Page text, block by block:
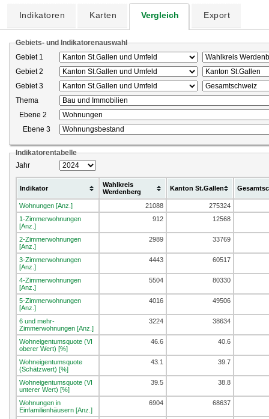
Indikatoren Karten Vergleich Export
Gebiets- und Indikatorenauswahl
Gebiet 1
Gebiet 2
Gebiet 3
Thema
Ebene 2
Ebene 3
Indikatorentabelle
Jahr
Indikator
Wahlkreis
Werdenberg
Kanton St.Gallen
Wohnungen [Anz.] 21088
275324
1-Zimmerwohnungen
[Anz.]
912 12568
2-Zimmerwohnungen
[Anz.]
2989 33769
3-Zimmerwohnungen
[Anz.]
4443 60517
4-Zimmerwohnungen
[Anz.]
5504 80330
5-Zimmerwohnungen
[Anz.]
4016 49506
6 und mehr-
Zimmerwohnungen [Anz.]
3224 38634
Wohneigentumsquote (VI
oberer Wert) [%]
46.6 40.6
Wohneigentumsquote
(Schätzwert) [%]
43.1 39.7
Wohneigentumsquote (VI
unterer Wert) [%]
39.5 38.8
Wohnungen in
Einfamilienhäusern [Anz.]
6904 68637